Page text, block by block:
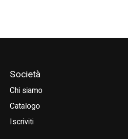
Società
Chi siamo
Catalogo
Iscriviti